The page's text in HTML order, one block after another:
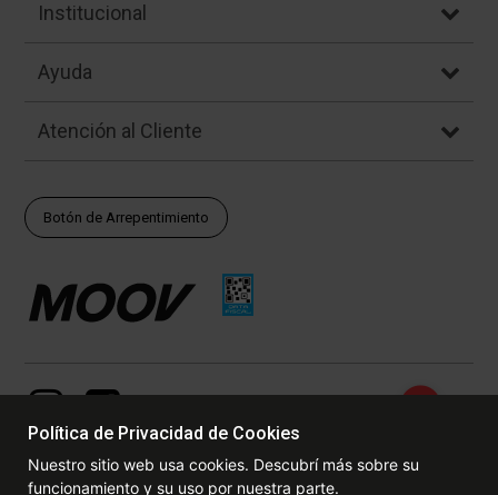
Institucional
Ayuda
Atención al Cliente
Botón de Arrepentimiento
Política de Privacidad de Cookies
Nuestro sitio web usa cookies. Descubrí más sobre su
funcionamiento y su uso por nuestra parte.